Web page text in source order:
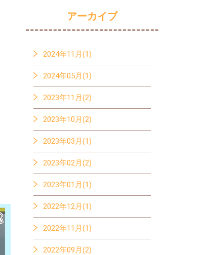
アーカイブ
2024年11月(1)
2024年05月(1)
2023年11月(2)
2023年10月(2)
2023年03月(1)
2023年02月(2)
2023年01月(1)
2022年12月(1)
2022年11月(1)
2022年09月(2)